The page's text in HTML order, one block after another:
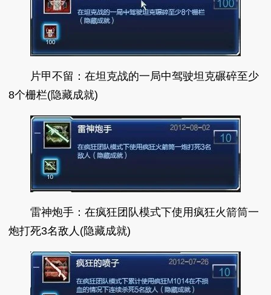
片甲不留：在坦克战的一局中驾驶坦克碾碎至少
8个栅栏(隐藏成就)
雷神炮手：在疯狂团队模式下使用疯狂火箭筒一
炮打死3名敌人(隐藏成就)